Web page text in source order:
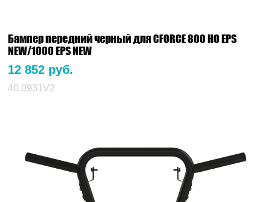
Бампер передний черный для CFORCE 800 HO EPS
NEW/1000 EPS NEW
12 852 руб.
40.0931V2